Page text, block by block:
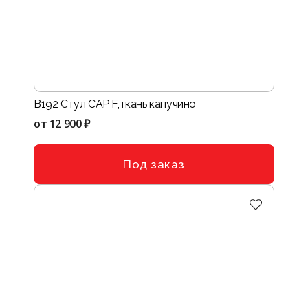
B192 Стул CAP F,ткань капучино
от 12 900 ₽
Под заказ